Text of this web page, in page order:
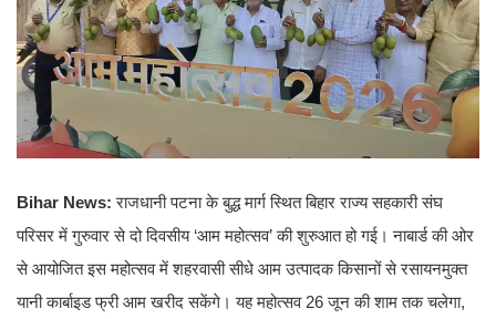
Bihar News:राजधानी पटना के बुद्ध मार्ग स्थित बिहार राज्य सहकारी संघ
परिसर में गुरुवार से दो दिवसीय ‘आम महोत्सव’ की शुरुआत हो गई। नाबार्ड की ओर
से आयोजित इस महोत्सव में शहरवासी सीधे आम उत्पादक किसानों से रसायनमुक्त
यानी कार्बाइड फ्री आम खरीद सकेंगे। यह महोत्सव 26 जून की शाम तक चलेगा,